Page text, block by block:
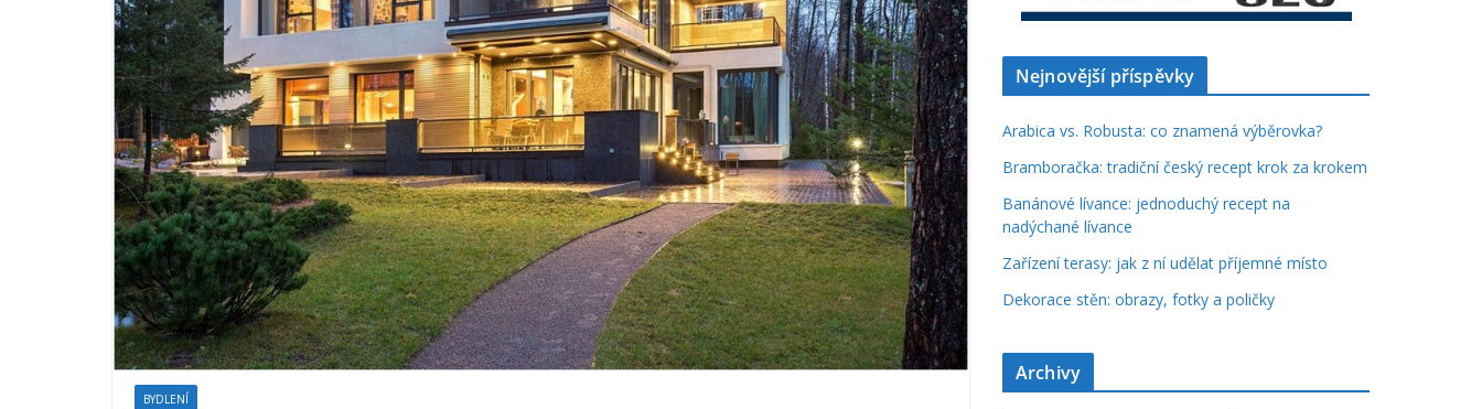
BYDLENÍ
Nejnovější příspěvky
Arabica vs. Robusta: co znamená výběrovka?
Bramboračka: tradiční český recept krok za krokem
Banánové lívance: jednoduchý recept na
nadýchané lívance
Zařízení terasy: jak z ní udělat příjemné místo
Dekorace stěn: obrazy, fotky a poličky
Archivy